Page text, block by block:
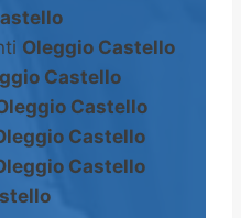
Oleggio Castello
Castello
Castello
Castello
Castello